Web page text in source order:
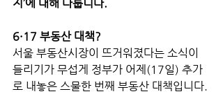
지’에 대해 다룹니다.
6·17 부동산 대책?
서울 부동산시장이 뜨거워졌다는 소식이
들리기가 무섭게 정부가 어제(17일) 추가
로 내놓은 스물한 번째 부동산 대책입니다.